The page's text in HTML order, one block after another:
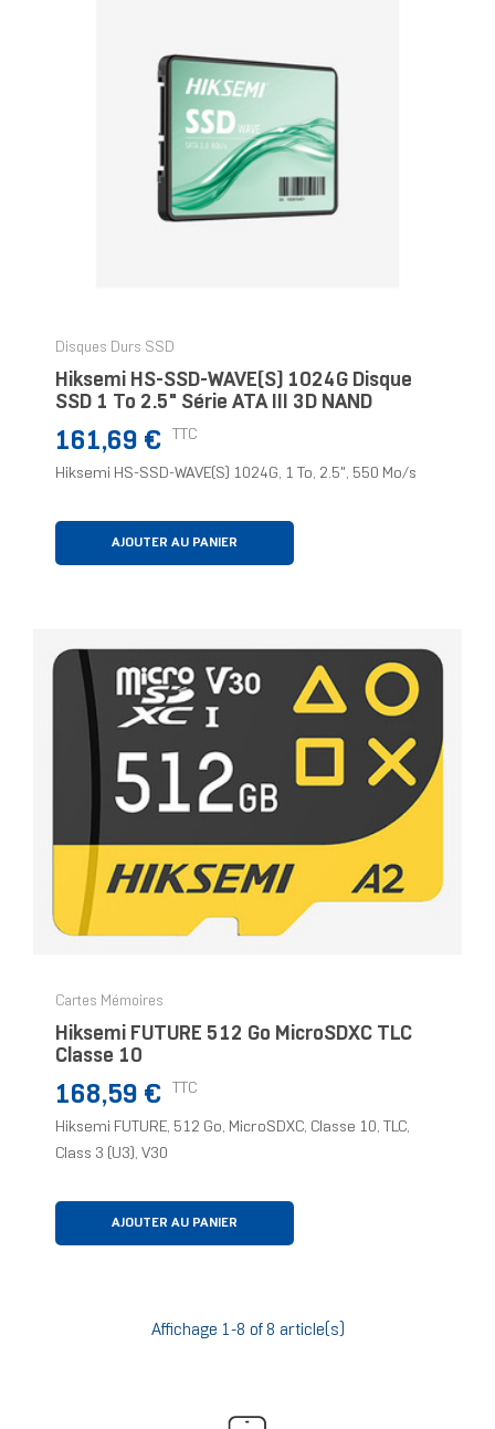
Disques Durs SSD
Hiksemi HS-SSD-WAVE(S) 1024G Disque
SSD 1 To 2.5" Série ATA III 3D NAND
Prix
161,69 € TTC
Hiksemi HS-SSD-WAVE(S) 1024G, 1 To, 2.5", 550 Mo/s
AJOUTER AU PANIER
Cartes Mémoires
Hiksemi FUTURE 512 Go MicroSDXC TLC
Classe 10
Prix
168,59 € TTC
Hiksemi FUTURE, 512 Go, MicroSDXC, Classe 10, TLC,
Class 3 (U3), V30
AJOUTER AU PANIER
Affichage 1-8 of 8 article(s)